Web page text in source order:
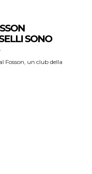
SONO
Fosson, un club della